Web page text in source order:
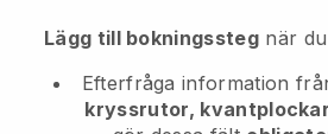
Lägg till bokningssteg när
Efterfråga information
kryssrutor,